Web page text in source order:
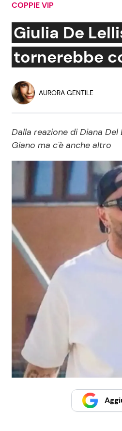
Social News
News dal mondo
COPPIE VIP
Giulia De
tornerebbe
AURORA GENTILE
Dalla reazione di Diana
Giano ma c'è anche altro